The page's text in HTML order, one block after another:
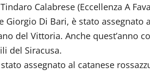
Calabrese (Eccellenza A
Giorgio Di Bari, è stato
del Vittoria. Anche quest’anno
del Siracusa.
assegnato al catanese